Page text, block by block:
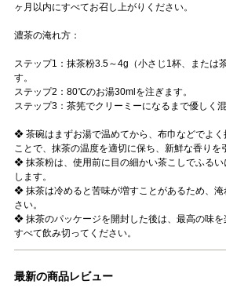
ヶ月以内にすべてお召し上がりください。
濃茶の淹れ方：
ステップ1：抹茶粉3.5～4g（小さじ1杯、または
す。
ステップ2：80℃のお湯30mlを注ぎます。
ステップ3：茶筅でクリーミーになるまで優しく混
❖ 茶碗はまずお湯で温めてから、布巾などでよ
ことで、抹茶の温度を適切に保ち、新鮮な香りを
❖ 抹茶粉は、使用前に目の細かい茶こしでふる
します。
❖ 抹茶は冷めると苦味が増すことがあるため、
さい。
❖ 抹茶のパッケージを開封した後は、最高の味
すべて飲み切ってください。
最新の商品レビュー